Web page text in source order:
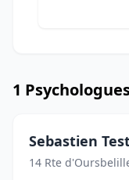
1
Sebastien
14 Rte